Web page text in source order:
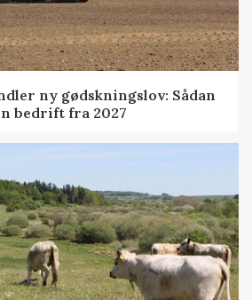
ny gødskningslov: Sådan
bedrift fra 2027